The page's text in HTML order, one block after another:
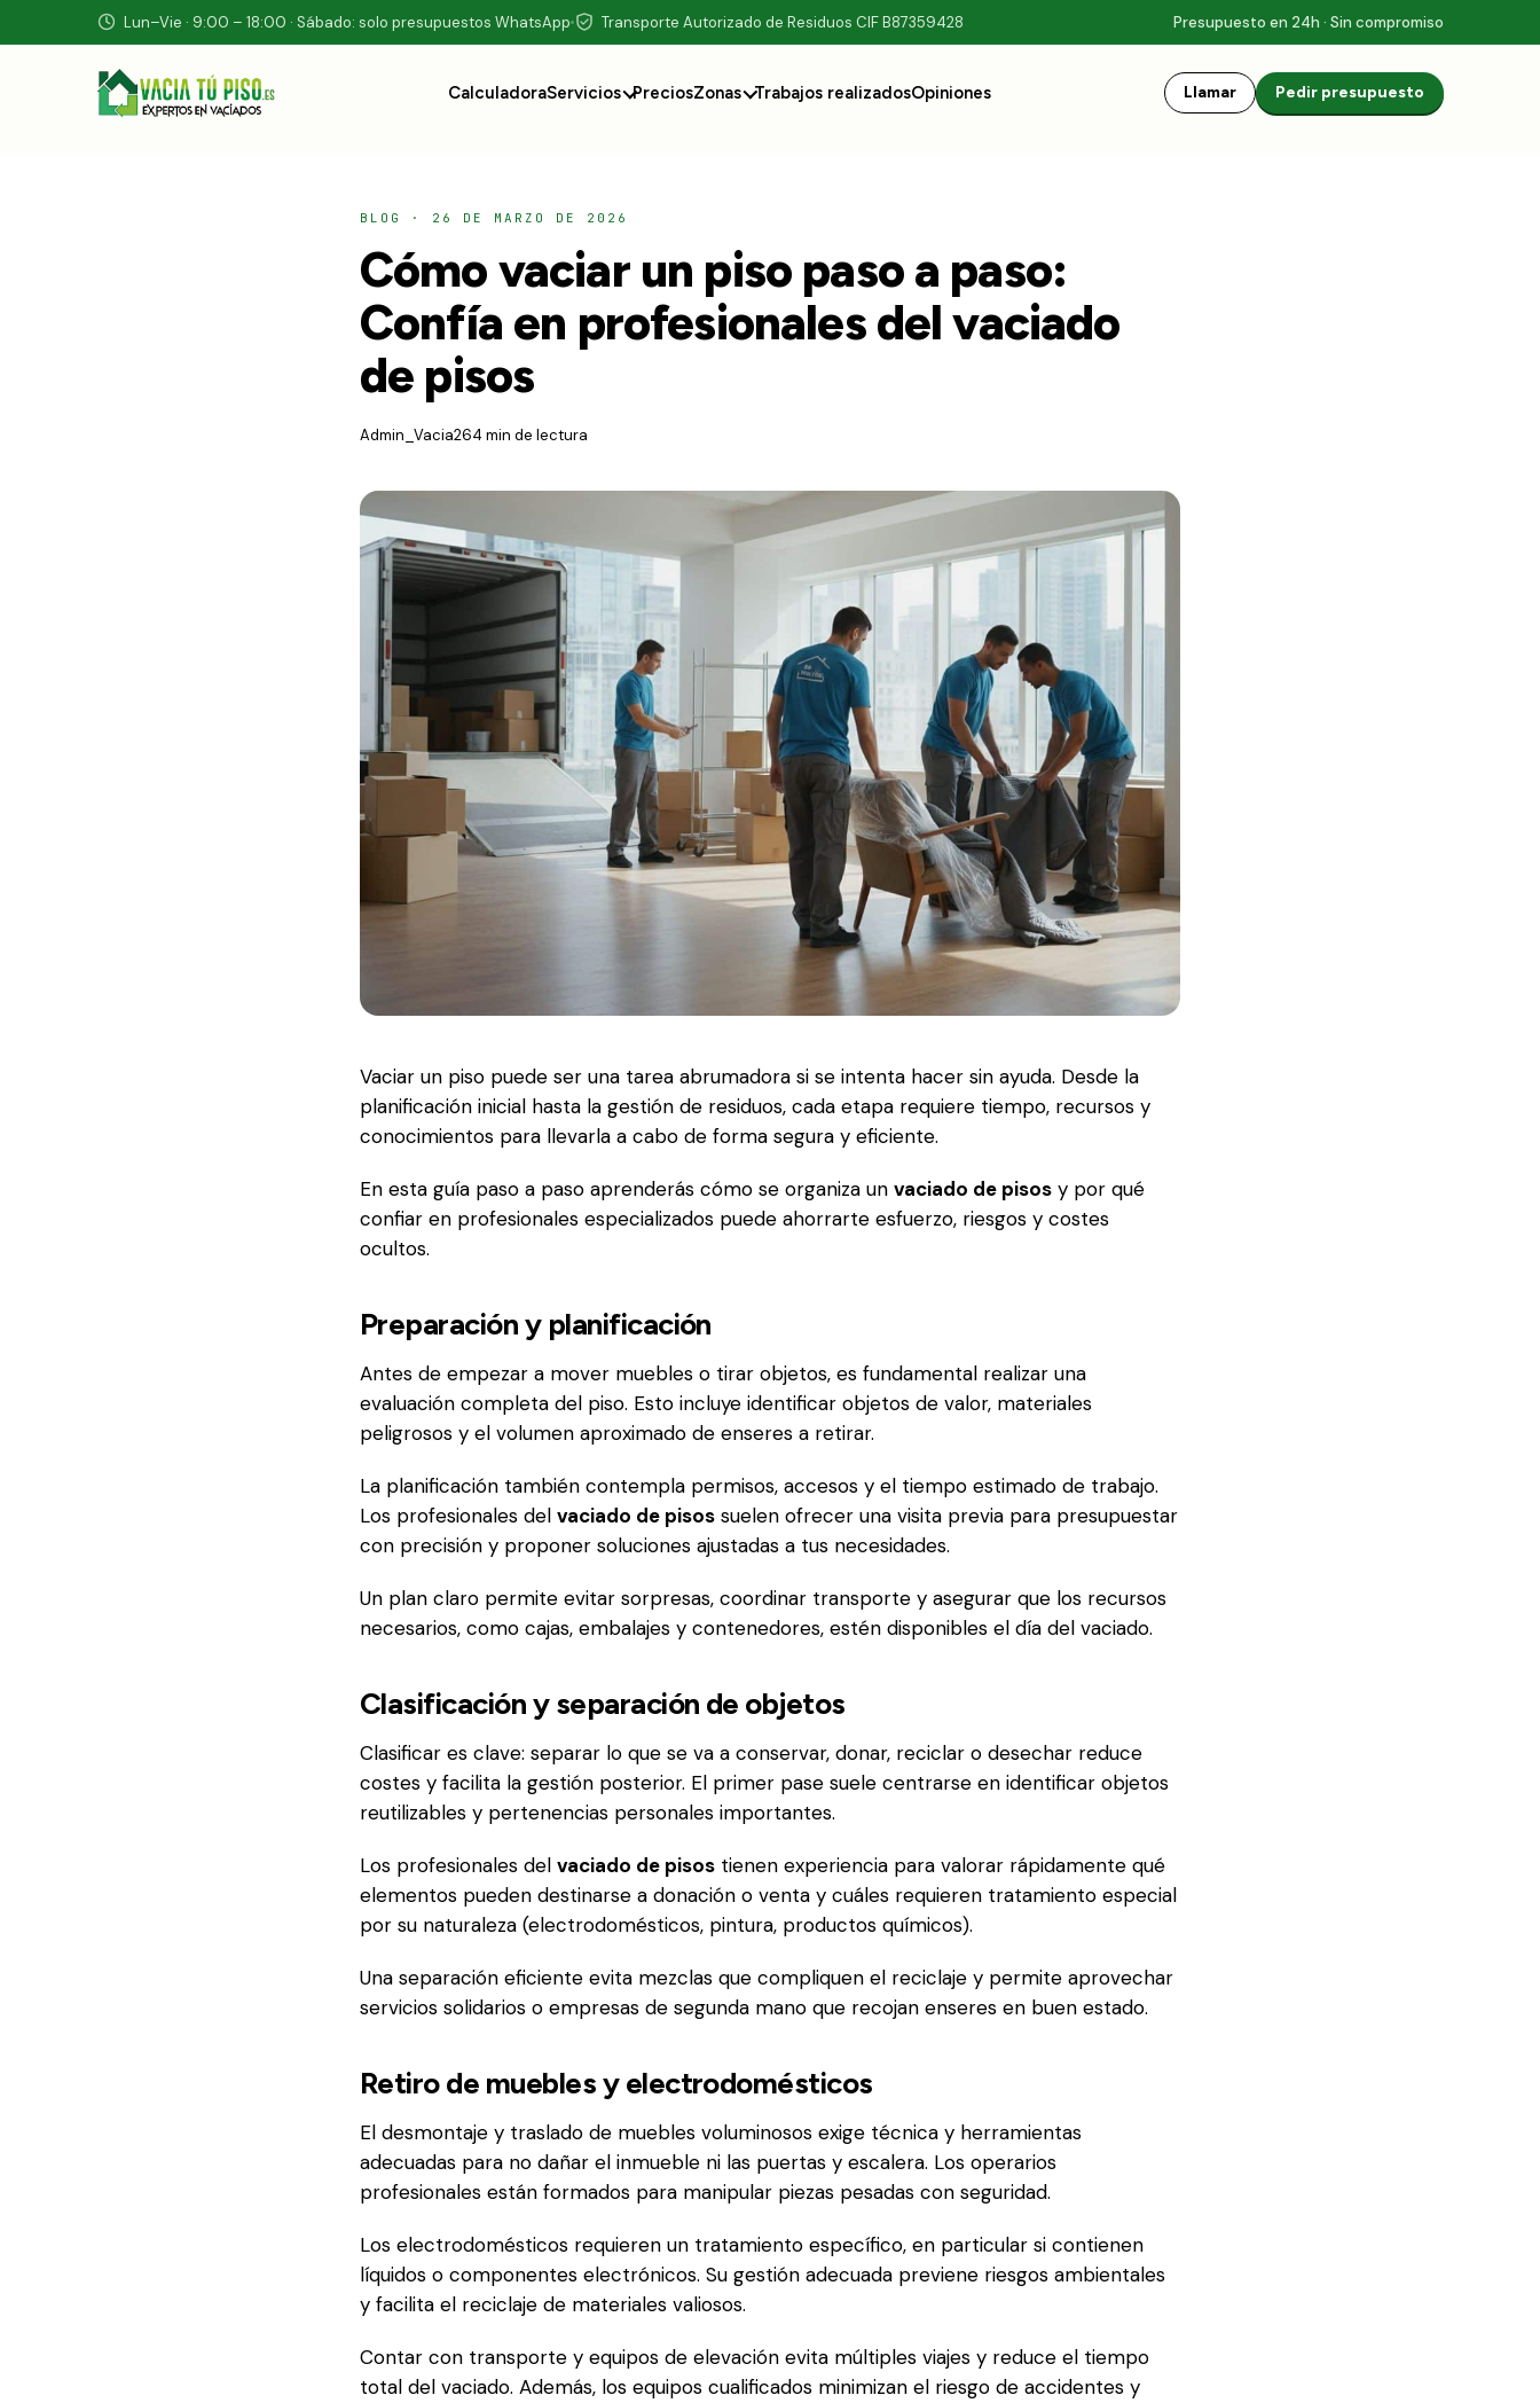
Lun–Vie · 9:00 – 18:00 · Sábado: solo presupuestos WhatsApp Transporte Autorizado de Residuos CIF B87359428 Presupuesto en 24h · Sin compromiso
CalculadoraServicios PreciosZonas Trabajos realizadosOpiniones Llamar Pedir presupuesto
BLOG · 26 DE MARZO DE 2026
Cómo vaciar un piso paso a paso:
Confía en profesionales del vaciado
de pisos
Admin_Vacia264 min de lectura
Vaciar un piso puede ser una tarea abrumadora si se intenta hacer sin ayuda. Desde la
planificación inicial hasta la gestión de residuos, cada etapa requiere tiempo, recursos y
conocimientos para llevarla a cabo de forma segura y eficiente.
En esta guía paso a paso aprenderás cómo se organiza un vaciado de pisos y por qué
confiar en profesionales especializados puede ahorrarte esfuerzo, riesgos y costes
ocultos.
Preparación y planificación
Antes de empezar a mover muebles o tirar objetos, es fundamental realizar una
evaluación completa del piso. Esto incluye identificar objetos de valor, materiales
peligrosos y el volumen aproximado de enseres a retirar.
La planificación también contempla permisos, accesos y el tiempo estimado de trabajo.
Los profesionales del vaciado de pisos suelen ofrecer una visita previa para presupuestar
con precisión y proponer soluciones ajustadas a tus necesidades.
Un plan claro permite evitar sorpresas, coordinar transporte y asegurar que los recursos
necesarios, como cajas, embalajes y contenedores, estén disponibles el día del vaciado.
Clasificación y separación de objetos
Clasificar es clave: separar lo que se va a conservar, donar, reciclar o desechar reduce
costes y facilita la gestión posterior. El primer pase suele centrarse en identificar objetos
reutilizables y pertenencias personales importantes.
Los profesionales del vaciado de pisos tienen experiencia para valorar rápidamente qué
elementos pueden destinarse a donación o venta y cuáles requieren tratamiento especial
por su naturaleza (electrodomésticos, pintura, productos químicos).
Una separación eficiente evita mezclas que compliquen el reciclaje y permite aprovechar
servicios solidarios o empresas de segunda mano que recojan enseres en buen estado.
Retiro de muebles y electrodomésticos
El desmontaje y traslado de muebles voluminosos exige técnica y herramientas
adecuadas para no dañar el inmueble ni las puertas y escalera. Los operarios
profesionales están formados para manipular piezas pesadas con seguridad.
Los electrodomésticos requieren un tratamiento específico, en particular si contienen
líquidos o componentes electrónicos. Su gestión adecuada previene riesgos ambientales
y facilita el reciclaje de materiales valiosos.
Contar con transporte y equipos de elevación evita múltiples viajes y reduce el tiempo
total del vaciado. Además, los equipos cualificados minimizan el riesgo de accidentes y